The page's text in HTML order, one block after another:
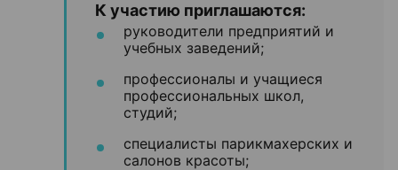
К участию приглашаются:
руководители предприятий и
учебных заведений;
профессионалы и учащиеся
профессиональных школ,
студий;
специалисты парикмахерских и
салонов красоты;